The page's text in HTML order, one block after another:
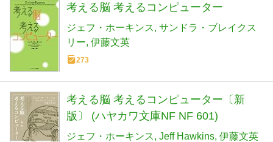
考える脳 考えるコンピューター
ジェフ・ホーキンス サンドラ・ブレイクス
リー 伊藤文英
273
考える脳 考えるコンピューター〔新
版〕 (ハヤカワ文庫NF NF 601)
ジェフ・ホーキンス Jeff Hawkins 伊藤文英